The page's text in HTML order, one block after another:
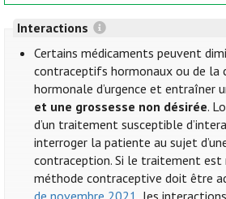
Interactions
Certains médicaments peuvent
contraceptifs hormonaux ou de la
hormonale d’urgence et entraîner
et une grossesse non désirée.
d’un traitement susceptible
interroger la patiente au sujet
contraception. Si le traitement est
méthode contraceptive doit être